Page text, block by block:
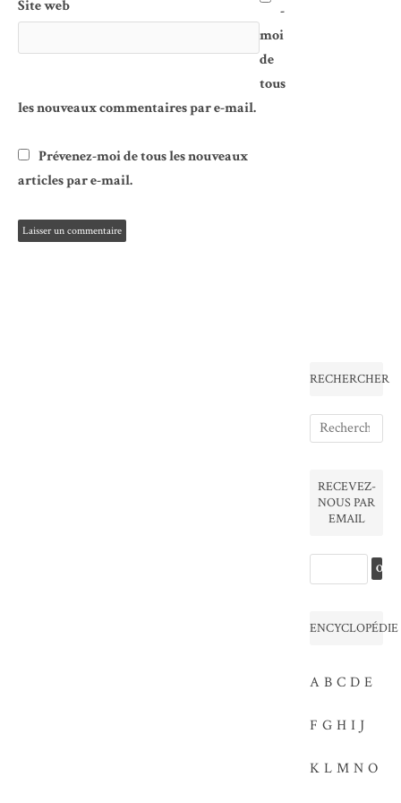
Site web
-
moi
de
tous
les nouveaux commentaires par e-mail.
Prévenez-moi de tous les nouveaux
articles par e-mail.
RECHERCHER
RECEVEZ-
NOUS PAR
EMAIL
ENCYCLOPÉDIE
A B C D E
F G H I J
K L M N O